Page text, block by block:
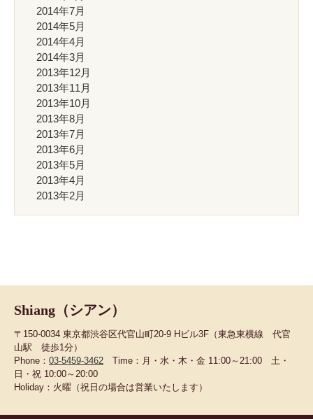
2014年7月
2014年5月
2014年4月
2014年3月
2013年12月
2013年11月
2013年10月
2013年8月
2013年7月
2013年6月
2013年5月
2013年4月
2013年2月
Shiang（シアン）
〒150-0034 東京都渋谷区代官山町20-9 Hビル3F（東急東横線 代官
山駅 徒歩1分）
Phone： 03-5459-3462 Time：月・水・木・金 11:00～21:00 土・
日・祝 10:00～20:00
Holiday：火曜（祝日の場合は営業いたします）